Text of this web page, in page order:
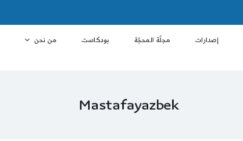
إصدارات مجلّة المحجّة بودكاست من نحن
Mastafayazbek